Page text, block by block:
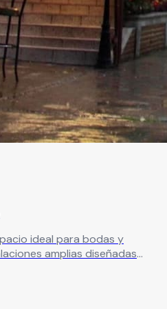
ideal para bodas y
amplias diseñadas
relación costo-beneficio.
de 50 a 250 personas,